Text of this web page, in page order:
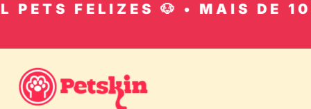
FELIZES 🐶 • MAIS DE 10